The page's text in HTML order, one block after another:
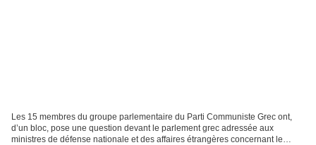
Les 15 membres du groupe parlementaire du Parti Communiste Grec ont,
d’un bloc, pose une question devant le parlement grec adressée aux
ministres de défense nationale et des affaires étrangères concernant le